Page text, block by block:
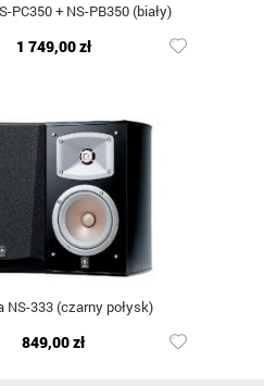
PC350 + NS-PB350 (biały)
1 749,00 zł
NS-333 (czarny połysk)
849,00 zł